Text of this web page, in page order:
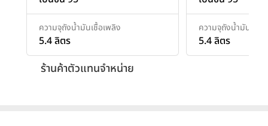
ความจุถังน้ำมันเชื้อเพลิง
5.4 ลิตร
ความจุถังน้ำมันเชื้อ
5.4 ลิตร
ร้านค้าตัวแทนจำหน่าย